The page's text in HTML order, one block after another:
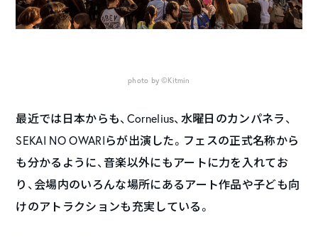
photo by ©Kitmin
最近では日本からも、Cornelius、水曜日のカンパネラ、
SEKAI NO OWARIらが出演した。フェスの正式名称から
も分かるように、音楽以外にもアートに力を入れてお
り、会場内のいろんな場所にあるアート作品や子ども向
けのアトラクションも充実している。